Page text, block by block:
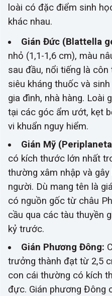
loài có đặc điểm sinh
khác nhau.
Gián Đức (Blattella
nhỏ (1,1-1,6 cm), màu
sau đầu, nổi tiếng là côn
siêu kháng thuốc và
gia đình, nhà hàng. Loài
tại các góc ẩm ướt, kẹt
vi khuẩn nguy hiểm.
Gián Mỹ
có kích thước lớn nhất
thường xâm nhập và
người. Dù mang tên là
có nguồn gốc từ châu
cầu qua các tàu thuyền
kỷ trước.
Gián Phương Đông:
trưởng thành đạt từ 2,5
con cái thường có kích
đực. Gián phương Đông